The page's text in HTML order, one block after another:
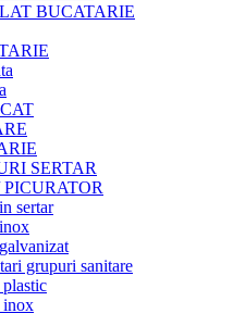
BUCATARIE
SERTAR
sertar
grupuri sanitare
inox